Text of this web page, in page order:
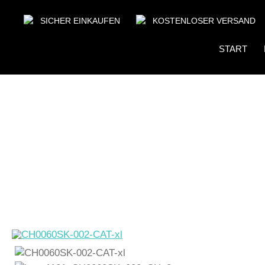
SICHER EINKAUFEN KOSTENLOSER VERSAND
START